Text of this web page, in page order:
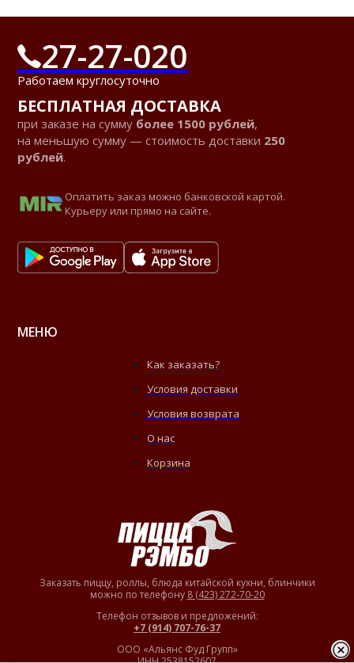
Заказать пиццу, роллы, блюда китайской кухни, блинчики
можно по телефону 8 (423) 272-70-20
Телефон отзывов и предложений:
+7 (914) 707-76-37
ООО «Альянс Фуд Групп»
27-27-020
Работаем круглосуточно
БЕСПЛАТНАЯ ДОСТАВКА
при заказе на сумму более 1500 рублей,
на меньшую сумму — стоимость доставки 250
рублей.
Оплатить заказ можно банковской картой.
Курьеру или прямо на сайте.
МЕНЮ
Как заказать?
Условия доставки
Условия возврата
О нас
Корзина